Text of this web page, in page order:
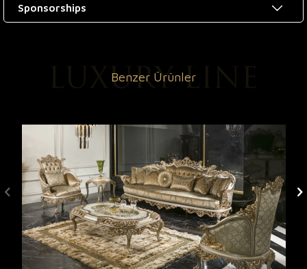
Sponsorships
Benzer Ürünler